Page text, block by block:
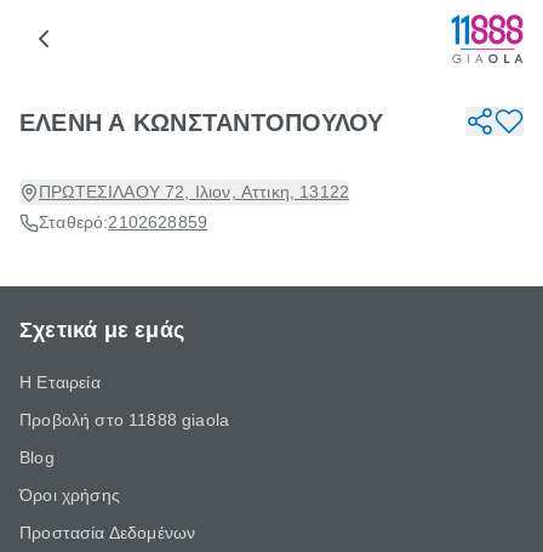
ΕΛΕΝΗ Α ΚΩΝΣΤΑΝΤΟΠΟΥΛΟΥ
ΠΡΩΤΕΣΙΛΑΟΥ 72, Ιλιον, Αττικη, 13122
Σταθερό:2102628859
Σχετικά με εμάς
Η Εταιρεία
Προβολή στο 11888 giaola
Blog
Όροι χρήσης
Προστασία Δεδομένων